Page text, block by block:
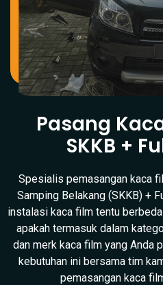
Pasang
SKKB +
Spesialis pemasangan kaca
Samping Belakang (SKKB) +
instalasi kaca film tentu
apakah termasuk dalam
dan merk kaca film yang Anda
kebutuhan ini bersama tim
pemasangan kaca